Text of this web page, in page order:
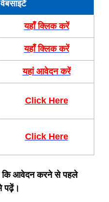
यहाँ क्लिक करें
यहाँ क्लिक करें
यहां आवेदन करें
Click Here
Click Here
कि आवेदन करने से पहले
पढ़ें।